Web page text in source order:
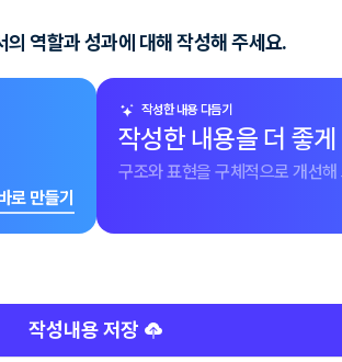
역할과 성과에 대해 작성해 주세요.
로 만들기
작성한 내용 다듬기
작성한 내용을 더 좋
구조와 표현을 구체적으로 개선해
작성내용 저장